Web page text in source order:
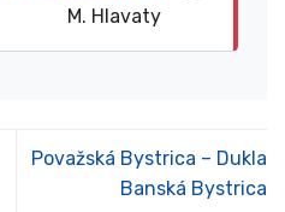
M. Hlavaty
Považská Bystrica – Dukla
Banská Bystrica